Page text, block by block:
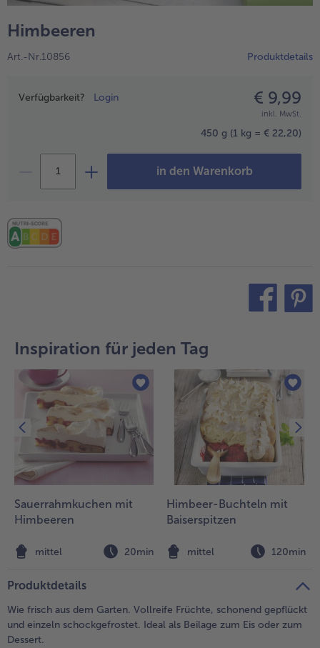
alle Obst
alle Süße Vielfalt
Confiserie & Feinkost
alle Küchenhelfer
Himbeeren
Art.-Nr.10856 Produktdetails
Preisangabe
Verfügbarkeit? Login € 9,99
inkl. MwSt.
450 g (1 kg = € 22,20)
in den Warenkorb
Inspiration für jeden Tag
Sauerrahmkuchen mit
Himbeeren
mittel 20min
Himbeer-Buchteln mit
Baiserspitzen
mittel 120min
Produktdetails
Wie frisch aus dem Garten. Vollreife Früchte, schonend gepflückt
und einzeln schockgefrostet. Ideal als Beilage zum Eis oder zum
Dessert.